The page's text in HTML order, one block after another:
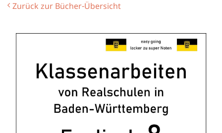
Zurück zur Bücher-Übersicht